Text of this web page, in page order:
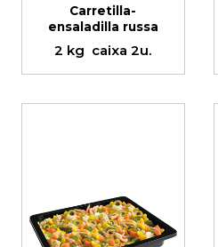
Carretilla-
ensaladilla russa
2 kg caixa 2u.